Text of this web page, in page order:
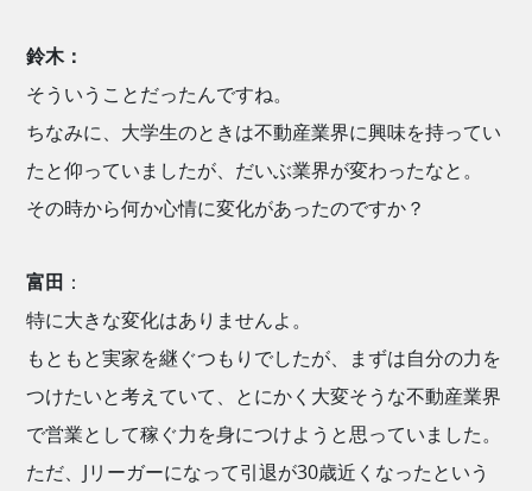
鈴木：
そういうことだったんですね。
ちなみに、大学生のときは不動産業界に興味を持ってい
たと仰っていましたが、だいぶ業界が変わったなと。
その時から何か心情に変化があったのですか？
富田 ：
特に大きな変化はありませんよ。
もともと実家を継ぐつもりでしたが、まずは自分の力を
つけたいと考えていて、とにかく大変そうな不動産業界
で営業として稼ぐ力を身につけようと思っていました。
ただ、Jリーガーになって引退が30歳近くなったという